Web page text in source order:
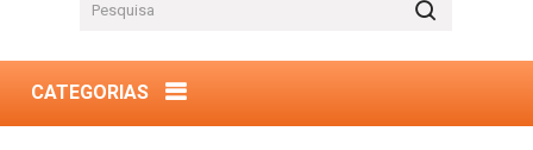
CATEGORIAS